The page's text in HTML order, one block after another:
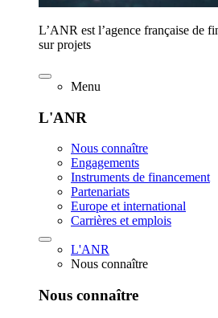
L’ANR est l’agence française de
sur projets
Menu
L'ANR
Nous connaître
Engagements
Instruments de financement
Partenariats
Europe et international
Carrières et emplois
L'ANR
Nous connaître
Nous connaître